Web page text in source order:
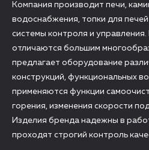
Компания производит печи,
водоснабжения, топки для
системы контроля и
отличаются большим
предлагает оборудование
конструкций, функциональных
применяются функции
горения, изменения скорости
Изделия бренда надежны в
проходят строгий контроль